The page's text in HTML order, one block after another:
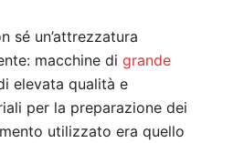
sé un’attrezzatura
macchine di grande
elevata qualità e
per la preparazione dei
utilizzato era quello